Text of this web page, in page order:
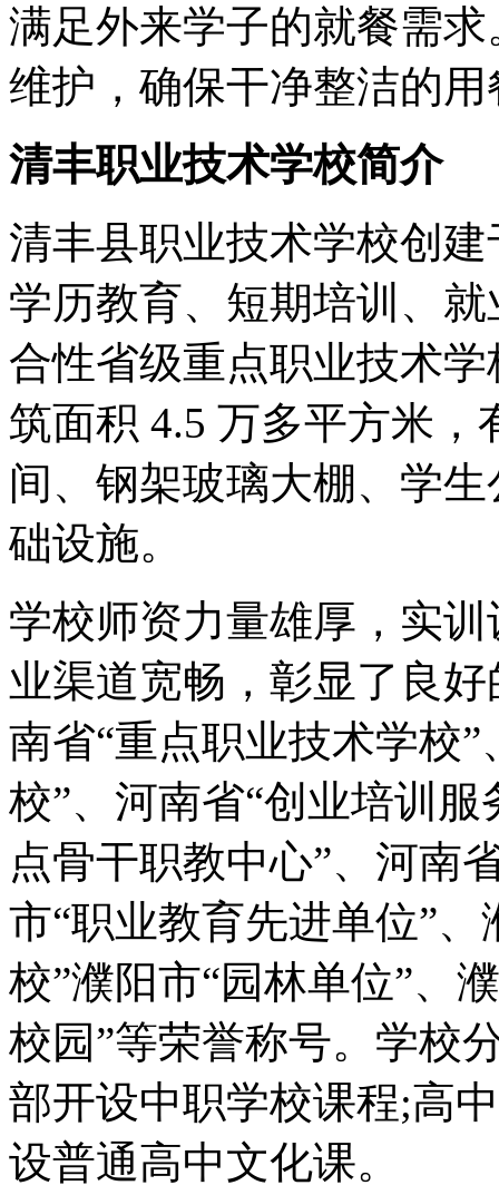
满足外来学子的就餐需
维护，确保干净整洁的
清丰职业技术学校简介
清丰县职业技术学校创
学历教育、短期培训、
合性省级重点职业技术
筑面积 4.5 万多平方米
间、钢架玻璃大棚、学
础设施。
学校师资力量雄厚，实
业渠道宽畅，彰显了良
南省“重点职业技术学校
校”、河南省“创业培训
点骨干职教中心”、河南
市“职业教育先进单位”
校”濮阳市“园林单位”、
校园”等荣誉称号。学校
部开设中职学校课程;高
设普通高中文化课。